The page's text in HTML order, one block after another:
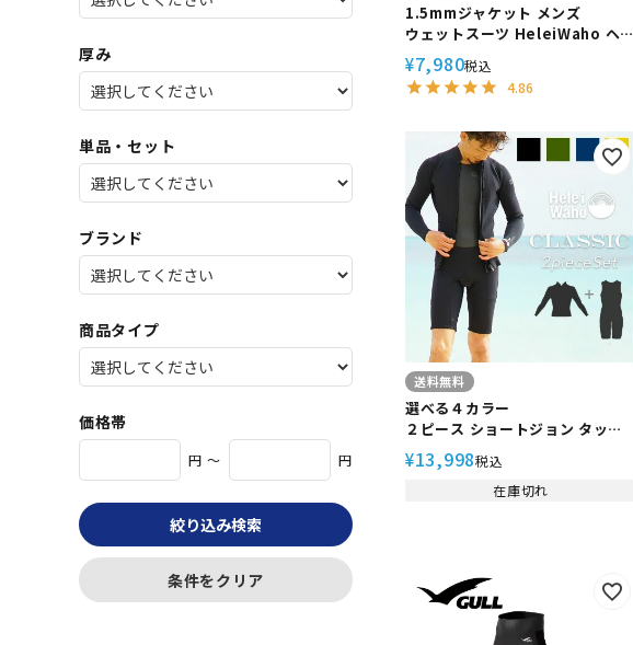
厚み
単品・セット
ブランド
商品タイプ
価格帯
円 ～ 円
絞り込み検索
条件をクリア
1.5mmジャケット メンズ
ウェットスーツ HeleiWaho ヘレ
イワホ PopLife タッパ おしゃれ
サーフィン ダイビング スキンダ
イビング SUP シュノーケリング
¥7,980税込
4.86
送料無料
選べる４カラー
２ピース ショートジョン タッパ
ジャケット ウェットスーツ メン
ズ HeleiWaho ヘレイワホ
CLASSIC 1.5mm × 2mm サーフ
¥13,998税込
在庫切れ